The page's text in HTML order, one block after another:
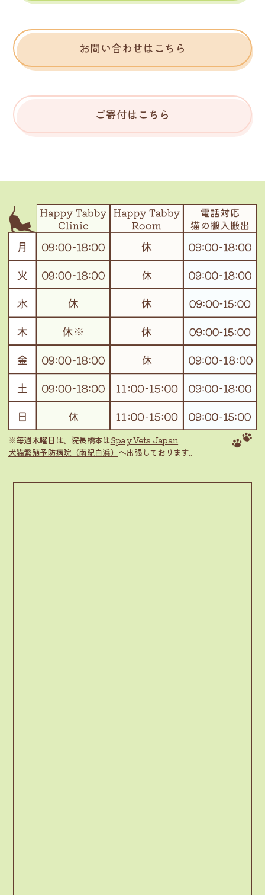
お問い合わせはこちら
ご寄付はこちら
※毎週木曜日は、院長橋本はSpay Vets Japan
犬猫繁殖予防病院（南紀白浜） へ出張しております。